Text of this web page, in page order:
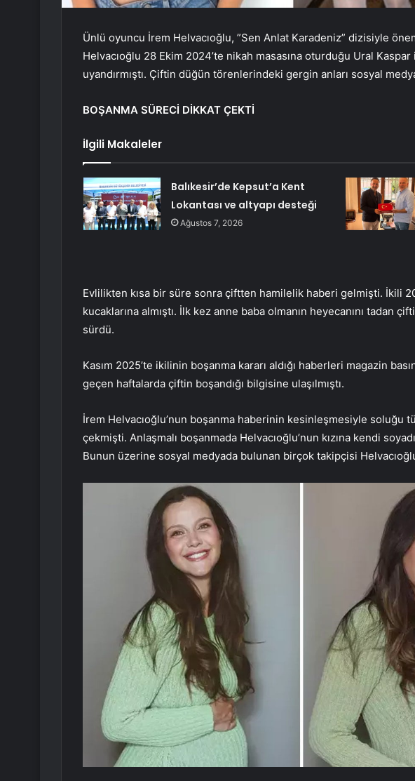
Ünlü oyuncu İrem Helvacıoğlu, ”Sen Anlat Karadeniz” dizisiyle
Helvacıoğlu 28 Ekim 2024’te nikah masasına oturduğu Ural
uyandırmıştı. Çiftin düğün törenlerindeki gergin anları sosyal
BOŞANMA SÜRECİ DİKKAT ÇEKTİ
İlgili Makaleler
Balıkesir’de Kepsut’a Kent
Lokantası ve altyapı desteği
Ağustos 7, 2026
Evlilikten kısa bir süre sonra çiftten hamilelik haberi gelmişti. İkili
kucaklarına almıştı. İlk kez anne baba olmanın heyecanını tadan
sürdü.
Kasım 2025’te ikilinin boşanma kararı aldığı haberleri magazin
geçen haftalarda çiftin boşandığı bilgisine ulaşılmıştı.
İrem Helvacıoğlu’nun boşanma haberinin kesinleşmesiyle soluğu
çekmişti. Anlaşmalı boşanmada Helvacıoğlu’nun kızına kendi
Bunun üzerine sosyal medyada bulunan birçok takipçisi